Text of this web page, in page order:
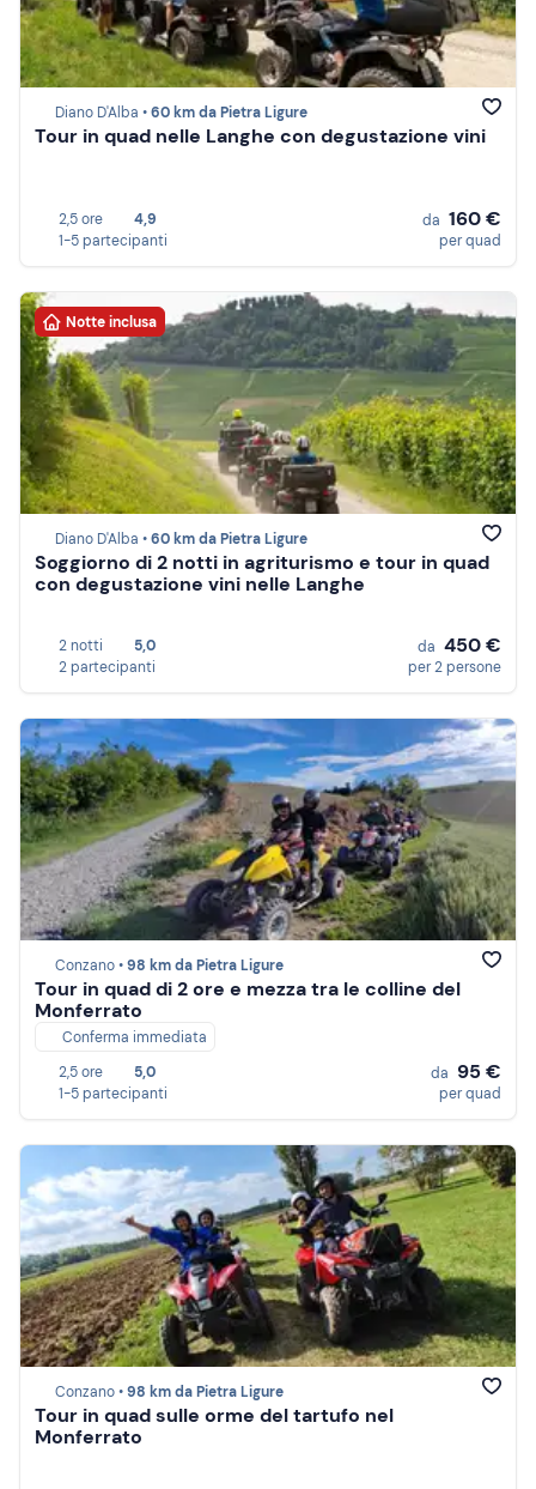
Diano D'Alba •60 km da Pietra Ligure
Tour in quad nelle Langhe con degustazione vini
2,5 ore
4,9
1-5 partecipanti
da 160 €
per quad
Notte inclusa
Diano D'Alba •60 km da Pietra Ligure
Soggiorno di 2 notti in agriturismo e tour in quad
con degustazione vini nelle Langhe
2 notti
5,0
2 partecipanti
da 450 €
per 2 persone
Conzano •98 km da Pietra Ligure
Tour in quad di 2 ore e mezza tra le colline del
Monferrato
Conferma immediata
2,5 ore
5,0
1-5 partecipanti
da 95 €
per quad
Conzano •98 km da Pietra Ligure
Tour in quad sulle orme del tartufo nel
Monferrato